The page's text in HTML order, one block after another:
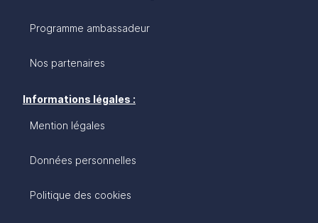
Programme ambassadeur
Nos partenaires
Informations légales :
Mention légales
Données personnelles
Politique des cookies